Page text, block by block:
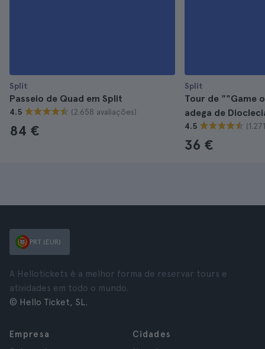
Split
Passeio de Quad em Split
4.5 (2.658 avaliações)
84 €
Split
Tour de ""Game
adega de
4.5
36 €
PRT (EUR)
A Hellotickets é a melhor forma de reservar tours e
atividades em todo o mundo.
© Hello Ticket, SL.
Empresa
Cidades